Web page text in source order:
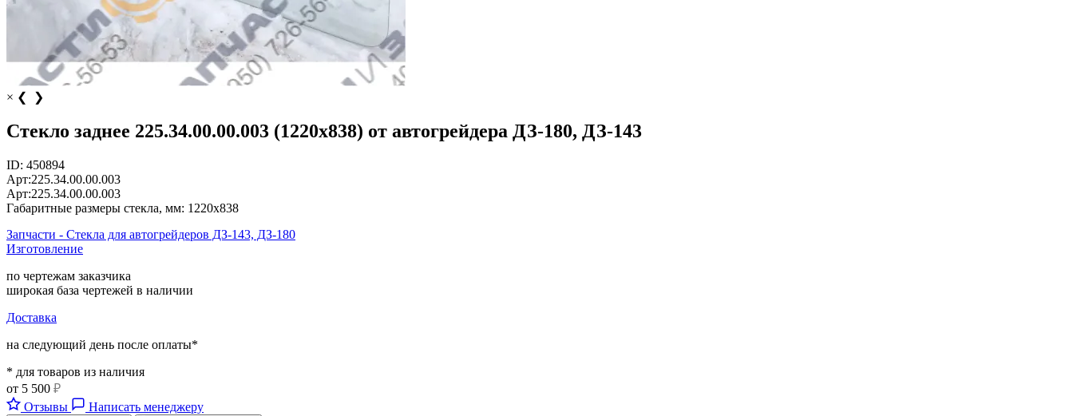
× ❮ ❯
Стекло заднее 225.34.00.00.003 (1220x838) от автогрейдера ДЗ-180, ДЗ-143
ID: 450894
Арт:225.34.00.00.003
Арт:225.34.00.00.003
Габаритные размеры стекла, мм: 1220x838
Запчасти - Стекла для автогрейдеров ДЗ-143, ДЗ-180
Изготовление
по чертежам заказчика
широкая база чертежей в наличии
Доставка
на следующий день после оплаты*
* для товаров из наличия
от 5 500 ₽
Отзывы
Написать менеджеру